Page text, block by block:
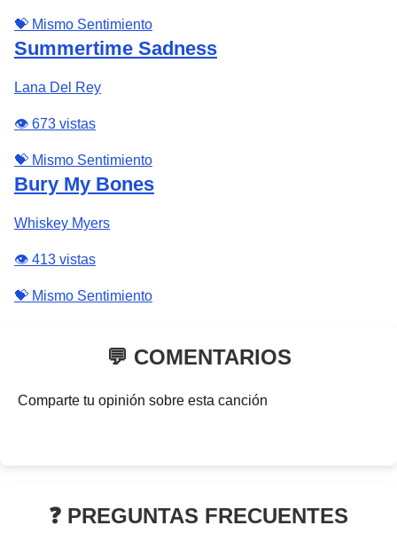
💝 Mismo Sentimiento
Summertime Sadness
Lana Del Rey
👁️ 673 vistas
💝 Mismo Sentimiento
Bury My Bones
Whiskey Myers
👁️ 413 vistas
💝 Mismo Sentimiento
💬 COMENTARIOS
Comparte tu opinión sobre esta canción
❓ PREGUNTAS FRECUENTES